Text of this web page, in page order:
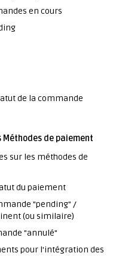
en cours
de la commande
de paiement
sur les méthodes de
du paiement
"pending" /
(ou similaire)
"annulé"
pour l'intégration des